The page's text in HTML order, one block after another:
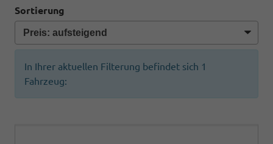
Sortierung
In Ihrer aktuellen Filterung befindet sich 1
Fahrzeug: